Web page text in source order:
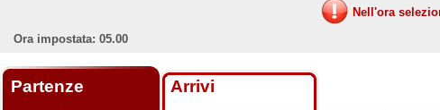
Nell'ora
Ora impostata: 05.00
Partenze Arrivi